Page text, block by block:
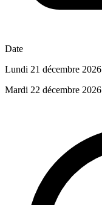
Date
Lundi 21 décembre 2026
Mardi 22 décembre 2026